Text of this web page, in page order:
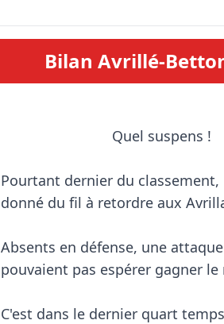
Bilan Avrillé-
Pourtant dernier du
donné du fil à retordre aux
Absents en défense, une
pouvaient pas espérer gagner
C'est dans le dernier quart